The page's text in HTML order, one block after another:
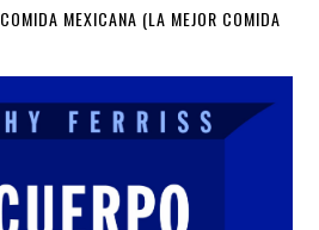
MEXICANA (LA MEJOR COMIDA